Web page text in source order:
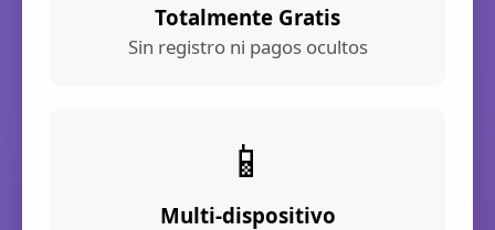
Totalmente Gratis
Sin registro ni pagos ocultos
📱
Multi-dispositivo